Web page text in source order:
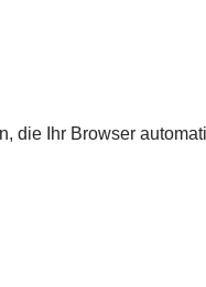
die Ihr Browser